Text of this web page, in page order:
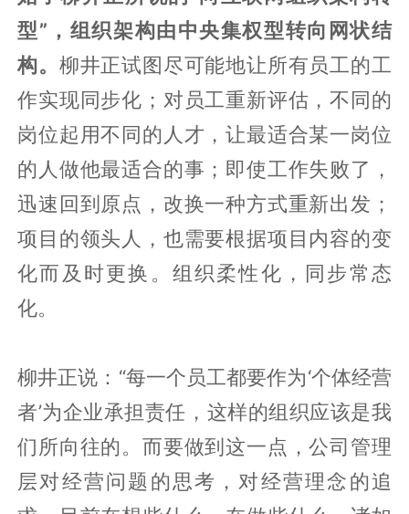
型”，组织架构由中央集权型转向网状结
构。 柳井正试图尽可能地让所有员工的工
作实现同步化；对员工重新评估，不同的
岗位起用不同的人才，让最适合某一岗位
的人做他最适合的事；即使工作失败了，
迅速回到原点，改换一种方式重新出发；
项目的领头人，也需要根据项目内容的变
化而及时更换。组织柔性化，同步常态
化。
柳井正说：“每一个员工都要作为‘个体经营
者’为企业承担责任，这样的组织应该是我
们所向往的。而要做到这一点，公司管理
层对经营问题的思考，对经营理念的追